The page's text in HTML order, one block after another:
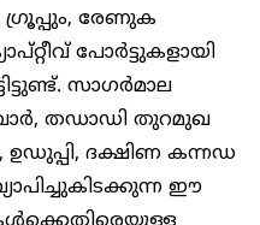
രേണുക
പോർട്ടുകളായി
സാഗർമാല
തഡാഡി തുറമുഖ
ഉഡുപ്പി, ദക്ഷിണ കന്നഡ
ഈ